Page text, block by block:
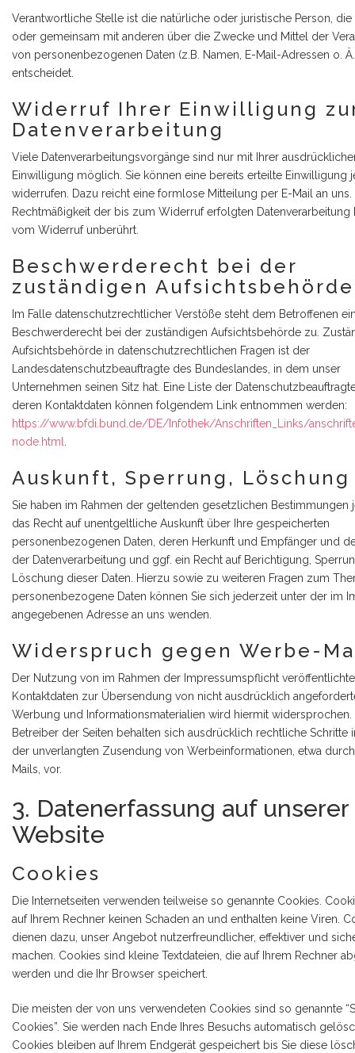
Verantwortliche Stelle ist die natürliche oder juristische Person, die
oder gemeinsam mit anderen über die Zwecke und Mittel der
von personenbezogenen Daten (z.B. Namen, E-Mail-Adressen o.
entscheidet.
Widerruf Ihrer Einwilligung
Datenverarbeitung
Viele Datenverarbeitungsvorgänge sind nur mit Ihrer
Einwilligung möglich. Sie können eine bereits erteilte Einwilligung
widerrufen. Dazu reicht eine formlose Mitteilung per E-Mail an uns.
Rechtmäßigkeit der bis zum Widerruf erfolgten Datenverarbeitung
vom Widerruf unberührt.
Beschwerderecht bei der
zuständigen Aufsichtsbehörde
Im Falle datenschutzrechtlicher Verstöße steht dem Betroffenen
Beschwerderecht bei der zuständigen Aufsichtsbehörde zu.
Aufsichtsbehörde in datenschutzrechtlichen Fragen ist der
Landesdatenschutzbeauftragte des Bundeslandes, in dem unser
Unternehmen seinen Sitz hat. Eine Liste der
deren Kontaktdaten können folgendem Link entnommen werden:
https://www.bfdi.bund.de/DE/Infothek/Anschriften_Links/
node.html
Auskunft, Sperrung, Löschung
Sie haben im Rahmen der geltenden gesetzlichen Bestimmungen
das Recht auf unentgeltliche Auskunft über Ihre gespeicherten
personenbezogenen Daten, deren Herkunft und Empfänger und
der Datenverarbeitung und ggf. ein Recht auf Berichtigung,
Löschung dieser Daten. Hierzu sowie zu weiteren Fragen zum
personenbezogene Daten können Sie sich jederzeit unter der im
angegebenen Adresse an uns wenden.
Widerspruch gegen Werbe-
Der Nutzung von im Rahmen der Impressumspflicht
Kontaktdaten zur Übersendung von nicht ausdrücklich
Werbung und Informationsmaterialien wird hiermit widersprochen.
Betreiber der Seiten behalten sich ausdrücklich rechtliche Schritte
der unverlangten Zusendung von Werbeinformationen, etwa
Mails, vor.
3. Datenerfassung auf unserer
Website
Cookies
Die Internetseiten verwenden teilweise so genannte Cookies.
auf Ihrem Rechner keinen Schaden an und enthalten keine Viren.
dienen dazu, unser Angebot nutzerfreundlicher, effektiver und
machen. Cookies sind kleine Textdateien, die auf Ihrem Rechner
werden und die Ihr Browser speichert.
Die meisten der von uns verwendeten Cookies sind so genannte
Cookies”. Sie werden nach Ende Ihres Besuchs automatisch
Cookies bleiben auf Ihrem Endgerät gespeichert bis Sie diese